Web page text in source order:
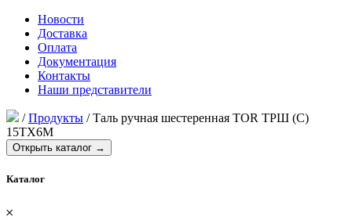
Новости
Доставка
Оплата
Документация
Контакты
Наши представители
/Продукты /Таль ручная шестеренная TOR ТРШ (C)
15ТХ6М
Открыть каталог →
Каталог
𐄂